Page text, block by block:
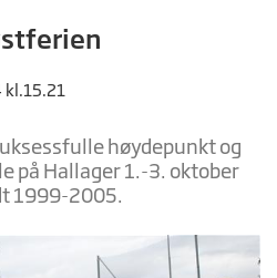
høydepunkt og
på Hallager 1.-3. oktober
1999-2005.